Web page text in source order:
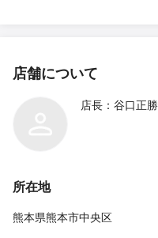
店舗について
店長：谷口正勝
所在地
熊本県熊本市中央区